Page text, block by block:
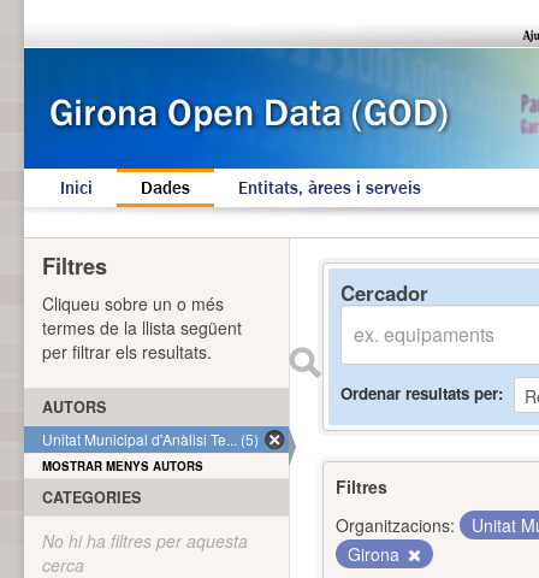
Inici Dades Entitats, àrees i serveis
Cercador
Ordenar resultats per
Filtres
Organitzacions:
Unitat
Girona
Filtres
Cliqueu sobre un o més
termes de la llista següent
per filtrar els resultats.
AUTORS
Unitat Municipal d'Anàlisi Te... (5)
MOSTRAR MENYS AUTORS
CATEGORIES
No hi ha filtres per aquesta
cerca